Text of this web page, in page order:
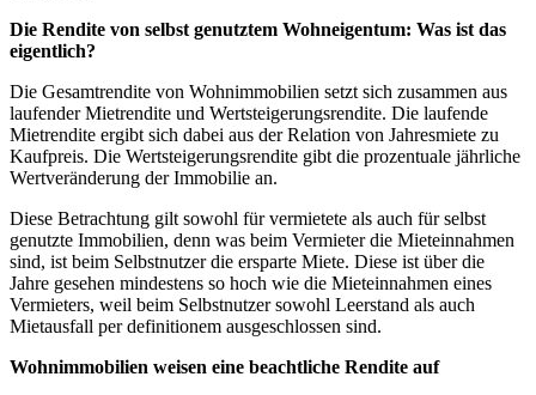
Die Rendite von selbst genutztem Wohneigentum: Was ist das
eigentlich?
Die Gesamtrendite von Wohnimmobilien setzt sich zusammen aus
laufender Mietrendite und Wertsteigerungsrendite. Die laufende
Mietrendite ergibt sich dabei aus der Relation von Jahresmiete zu
Kaufpreis. Die Wertsteigerungsrendite gibt die prozentuale jährliche
Wertveränderung der Immobilie an.
Diese Betrachtung gilt sowohl für vermietete als auch für selbst
genutzte Immobilien, denn was beim Vermieter die Mieteinnahmen
sind, ist beim Selbstnutzer die ersparte Miete. Diese ist über die
Jahre gesehen mindestens so hoch wie die Mieteinnahmen eines
Vermieters, weil beim Selbstnutzer sowohl Leerstand als auch
Mietausfall per definitionem ausgeschlossen sind.
Wohnimmobilien weisen eine beachtliche Rendite auf